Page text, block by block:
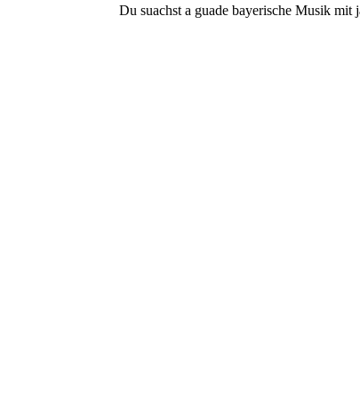
Du suachst a guade bayerische Musik